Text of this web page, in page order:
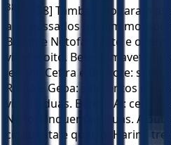
38
[26-38] Também voltaram
antepassados haviam
Belém e Netofa: cento e
vinte e oito. Bete-Azmavete
Jearim, Cefira e Beerote:
Ramá e Geba: seiscentos e
vinte e duas. Betel e Ai: cento
Nebo: cinquenta e duas. A
cinquenta e quatro. Harim: